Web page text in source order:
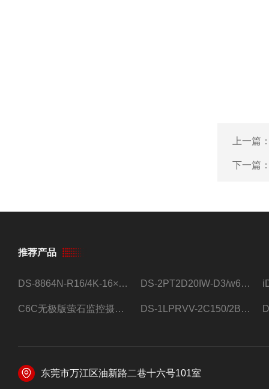
上一篇
下一篇
推荐产品
DS-8864N-R16/4K-16×4T/希捷16盘位录像机 DS-2PT2D20IW-D3/w64路高清硬盘录像机
C6C无极版萤石监控摄像头 DS-1LPRVV-2C150/2B监控室外夜视高清电源线护套线200米/卷
东莞市万江区油新路二巷十六号101室